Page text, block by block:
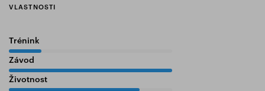
VLASTNOSTI
Trénink
Závod
Životnost